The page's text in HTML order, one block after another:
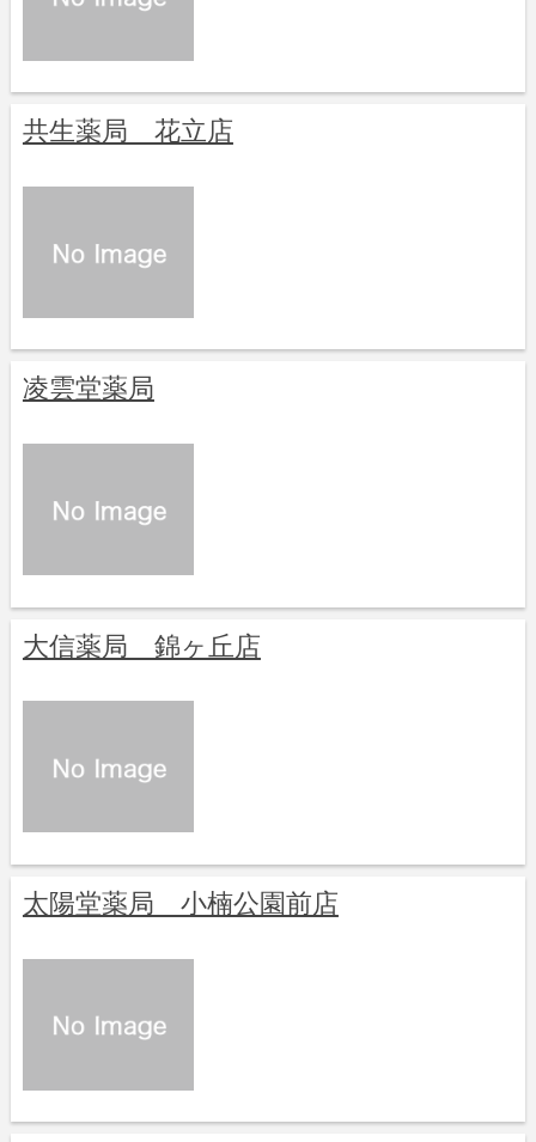
共生薬局 花立店
凌雲堂薬局
大信薬局 錦ヶ丘店
太陽堂薬局 小楠公園前店